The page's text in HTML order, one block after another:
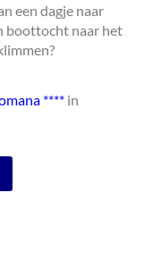
een dagje naar
boottocht naar het
**** in